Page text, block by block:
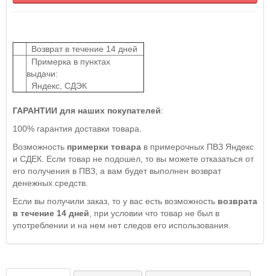
Возврат в течение 14 дней
Примерка в пунктах
выдачи:
Яндекс, СДЭК
ГАРАНТИИ для наших покупателей:
100% гарантия доставки товара.
Возможность примерки товара в примерочных ПВЗ Яндекс
и СДЕК. Если товар не подошел, то вы можете отказаться от
его получения в ПВЗ, а вам будет выполнен возврат
денежных средств.
Если вы получили заказ, то у вас есть возможность возврата
в течение 14 дней , при условии что товар не был в
употреблении и на нем нет следов его использования.